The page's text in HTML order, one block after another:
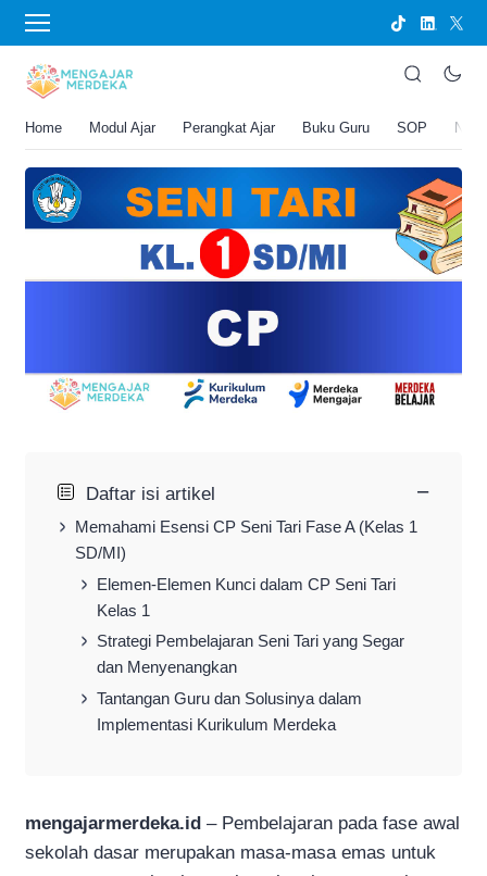
Home Modul Ajar Perangkat Ajar Buku Guru SOP
BERANDA
CP Seni Tari Kelas 1 SD/MI
18 Mei 2026 7:27 pm
5 menit membaca
Daftar isi artikel −
Memahami Esensi CP Seni Tari Fase A (Kelas 1
SD/MI)
Elemen-Elemen Kunci dalam CP Seni Tari
Kelas 1
Strategi Pembelajaran Seni Tari yang Segar
dan Menyenangkan
Tantangan Guru dan Solusinya dalam
Implementasi Kurikulum Merdeka
mengajarmerdeka.id – Pembelajaran pada fase awal
sekolah dasar merupakan masa-masa emas untuk